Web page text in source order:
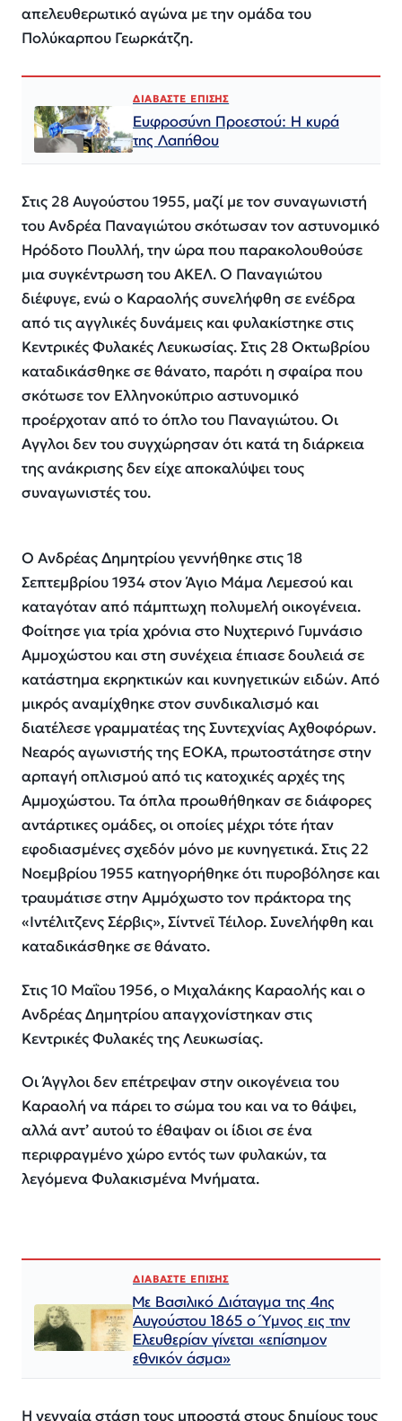
απελευθερωτικό αγώνα με την ομάδα του
Πολύκαρπου Γεωρκάτζη.
ΔΙΑΒΑΣΤΕ ΕΠΙΣΗΣ
Ευφροσύνη Προεστού: Η κυρά
της Λαπήθου
Στις 28 Αυγούστου 1955, μαζί με τον συναγωνιστή
του Ανδρέα Παναγιώτου σκότωσαν τον αστυνομικό
Ηρόδοτο Πουλλή, την ώρα που παρακολουθούσε
μια συγκέντρωση του ΑΚΕΛ. Ο Παναγιώτου
διέφυγε, ενώ ο Καραολής συνελήφθη σε ενέδρα
από τις αγγλικές δυνάμεις και φυλακίστηκε στις
Κεντρικές Φυλακές Λευκωσίας. Στις 28 Οκτωβρίου
καταδικάσθηκε σε θάνατο, παρότι η σφαίρα που
σκότωσε τον Ελληνοκύπριο αστυνομικό
προέρχοταν από το όπλο του Παναγιώτου. Οι
Αγγλοι δεν του συγχώρησαν ότι κατά τη διάρκεια
της ανάκρισης δεν είχε αποκαλύψει τους
συναγωνιστές του.
Ο Ανδρέας Δημητρίου γεννήθηκε στις 18
Σεπτεμβρίου 1934 στον Άγιο Μάμα Λεμεσού και
καταγόταν από πάμπτωχη πολυμελή οικογένεια.
Φοίτησε για τρία χρόνια στο Νυχτερινό Γυμνάσιο
Αμμοχώστου και στη συνέχεια έπιασε δουλειά σε
κατάστημα εκρηκτικών και κυνηγετικών ειδών. Από
μικρός αναμίχθηκε στον συνδικαλισμό και
διατέλεσε γραμματέας της Συντεχνίας Αχθοφόρων.
Νεαρός αγωνιστής της ΕΟΚΑ, πρωτοστάτησε στην
αρπαγή οπλισμού από τις κατοχικές αρχές της
Αμμοχώστου. Τα όπλα προωθήθηκαν σε διάφορες
αντάρτικες ομάδες, οι οποίες μέχρι τότε ήταν
εφοδιασμένες σχεδόν μόνο με κυνηγετικά. Στις 22
Νοεμβρίου 1955 κατηγορήθηκε ότι πυροβόλησε και
τραυμάτισε στην Αμμόχωστο τον πράκτορα της
«Ιντέλιτζενς Σέρβις», Σίντνεϊ Τέιλορ. Συνελήφθη και
καταδικάσθηκε σε θάνατο.
Στις 10 Μαΐου 1956, ο Μιχαλάκης Καραολής και ο
Ανδρέας Δημητρίου απαγχονίστηκαν στις
Κεντρικές Φυλακές της Λευκωσίας.
Οι Άγγλοι δεν επέτρεψαν στην οικογένεια του
Καραολή να πάρει το σώμα του και να το θάψει,
αλλά αντ’ αυτού το έθαψαν οι ίδιοι σε ένα
περιφραγμένο χώρο εντός των φυλακών, τα
λεγόμενα Φυλακισμένα Μνήματα.
ΔΙΑΒΑΣΤΕ ΕΠΙΣΗΣ
Με Βασιλικό Διάταγμα της 4ης
Αυγούστου 1865 ο Ύμνος εις την
Ελευθερίαν γίνεται «επίσημον
εθνικόν άσμα»
Η γενναία στάση τους μπροστά στους δημίους τους